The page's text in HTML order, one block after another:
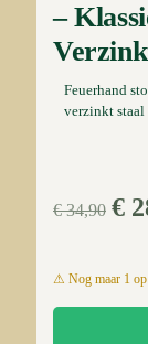
–
Feuerhand
verzinkt staal
€34,90
€ 34,90.
€
Huidige
€ 28,00.1